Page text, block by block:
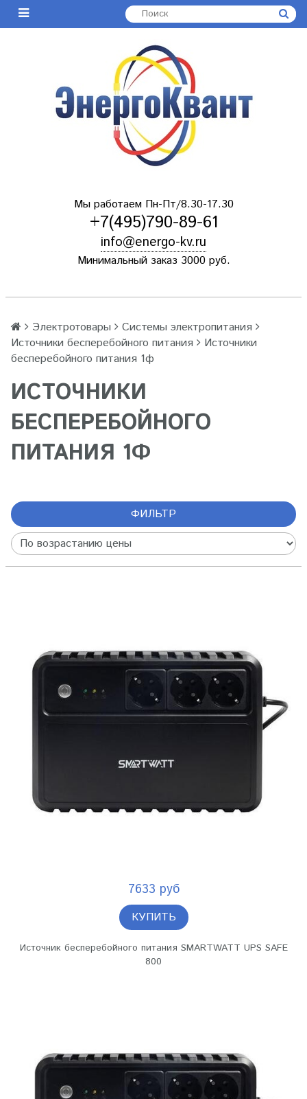
Мы работаем Пн-Пт/8.30-17.30
+7(495)790-89-61
info@energo-kv.ru
Минимальный заказ 3000 руб.
Электротовары
Системы электропитания
Источники бесперебойного питания
Источники
бесперебойного питания 1ф
ИСТОЧНИКИ
БЕСПЕРЕБОЙНОГО
ПИТАНИЯ 1Ф
ФИЛЬТР
7633 руб
КУПИТЬ
Источник бесперебойного питания SMARTWATT UPS SAFE
800